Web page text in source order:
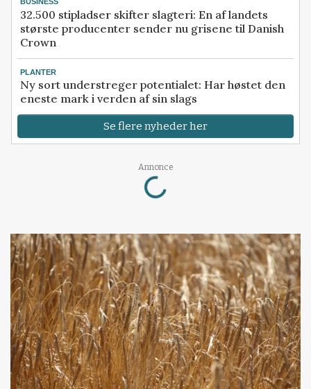
32.500 stipladser skifter slagteri: En af landets
største producenter sender nu grisene til Danish
Crown
PLANTER
Ny sort understreger potentialet: Har høstet den
eneste mark i verden af sin slags
Se flere nyheder her
Annonce
Loading...